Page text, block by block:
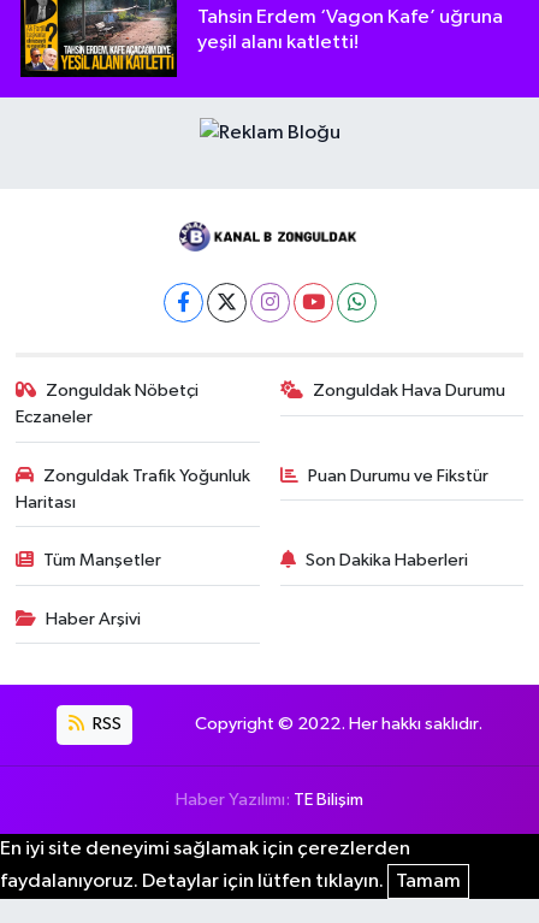
Tahsin Erdem ‘Vagon Kafe’ uğruna
yeşil alanı katletti!
Zonguldak Nöbetçi
Eczaneler
Zonguldak Hava Durumu
Zonguldak Trafik Yoğunluk
Haritası
Puan Durumu ve Fikstür
Tüm Manşetler Son Dakika Haberleri
Haber Arşivi
RSS Copyright © 2022. Her hakkı saklıdır.
Haber Yazılımı: TE Bilişim
En iyi site deneyimi sağlamak için çerezlerden
faydalanıyoruz. Detaylar için lütfen tıklayın.
Tamam